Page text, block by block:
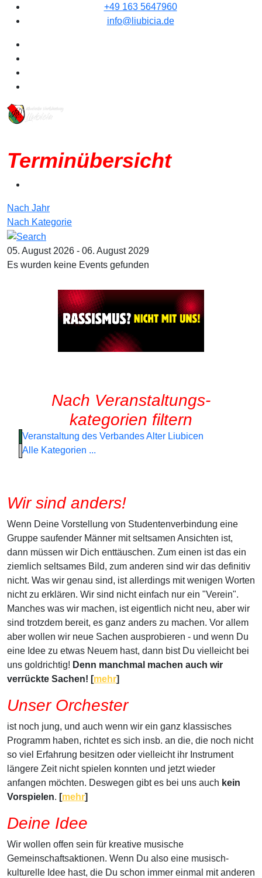
+49 163 5647960
info@liubicia.de
Terminübersicht
Nach Jahr
Nach Kategorie
05. August 2026 - 06. August 2029
Es wurden keine Events gefunden
Nach Veranstaltungs-
kategorien filtern
Veranstaltung des Verbandes Alter Liubicen
Alle Kategorien ...
Wir sind anders!
Wenn Deine Vorstellung von Studentenverbindung eine
Gruppe saufender Männer mit seltsamen Ansichten ist,
dann müssen wir Dich enttäuschen. Zum einen ist das ein
ziemlich seltsames Bild, zum anderen sind wir das definitiv
nicht. Was wir genau sind, ist allerdings mit wenigen Worten
nicht zu erklären. Wir sind nicht einfach nur ein "Verein".
Manches was wir machen, ist eigentlich nicht neu, aber wir
sind trotzdem bereit, es ganz anders zu machen. Vor allem
aber wollen wir neue Sachen ausprobieren - und wenn Du
eine Idee zu etwas Neuem hast, dann bist Du vielleicht bei
uns goldrichtig! Denn manchmal machen auch wir
verrückte Sachen! [mehr]
Unser Orchester
ist noch jung, und auch wenn wir ein ganz klassisches
Programm haben, richtet es sich insb. an die, die noch nicht
so viel Erfahrung besitzen oder vielleicht ihr Instrument
längere Zeit nicht spielen konnten und jetzt wieder
anfangen möchten. Deswegen gibt es bei uns auch kein
Vorspielen. [mehr]
Deine Idee
Wir wollen offen sein für kreative musische
Gemeinschaftsaktionen. Wenn Du also eine musisch-
kulturelle Idee hast, die Du schon immer einmal mit anderen